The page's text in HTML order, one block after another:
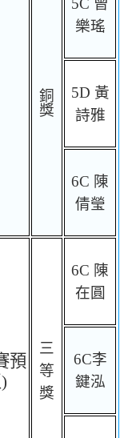
銅
獎
5C 曾
樂瑤
5D 黃
詩雅
6C 陳
倩瑩
預
)
三
等
獎
6C 陳
在圓
6C李
鍵泓